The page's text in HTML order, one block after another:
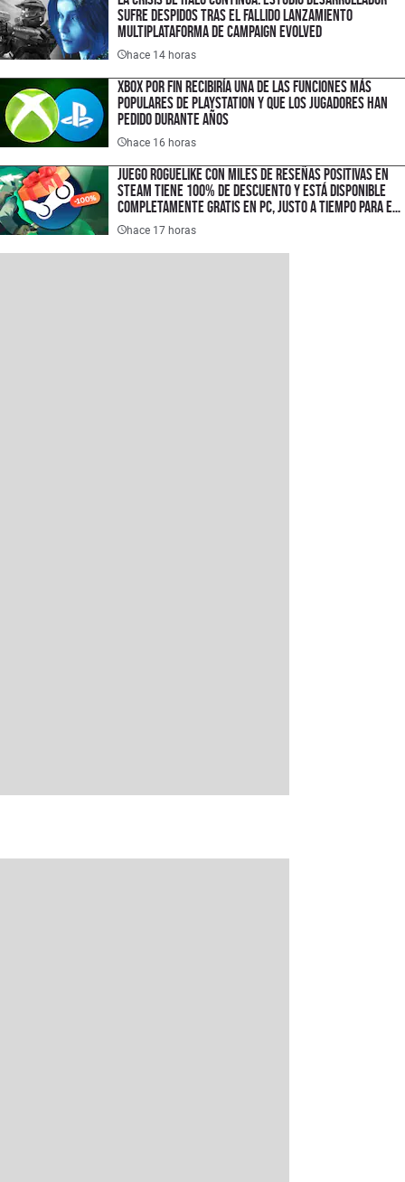
sufre despidos tras el fallido lanzamiento
multiplataforma de Campaign Evolved
hace 14 horas
XBOX por fin recibiría una de las funciones más
populares de PlayStation y que los jugadores han
pedido durante años
hace 16 horas
Juego roguelike con miles de reseñas positivas en
Steam tiene 100% de descuento y está disponible
completamente gratis en PC, justo a tiempo para el
lanzamiento de su secuela
hace 17 horas